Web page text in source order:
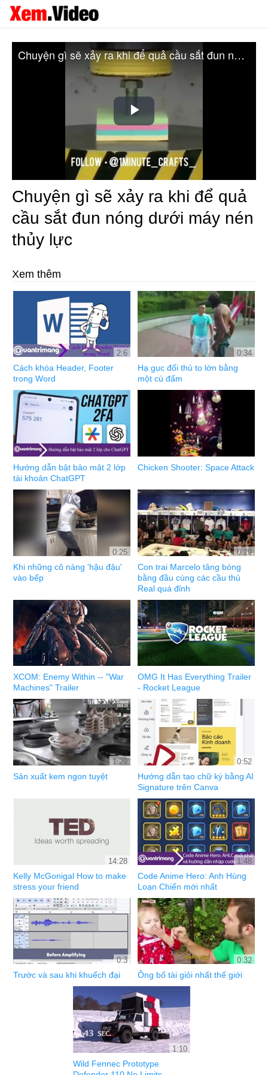
Play
Video
Chuyện gì sẽ xảy ra khi để quả cầu sắt đun nóng dưới máy nén thủy lực
Chuyện gì sẽ xảy ra khi để quả
cầu sắt đun nóng dưới máy nén
thủy lực
Xem thêm
2:6
Cách khóa Header, Footer
trong Word
0:34
Hạ gục đối thủ to lớn bằng
một cú đấm
Hướng dẫn bật bảo mật 2 lớp
tài khoản ChatGPT
Chicken Shooter: Space Attack
0:25
Khi những cô nàng 'hậu đậu'
vào bếp
0:29
Con trai Marcelo tâng bóng
bằng đầu cùng các cầu thủ
Real quá đỉnh
XCOM: Enemy Within -- "War
Machines" Trailer
OMG It Has Everything Trailer
- Rocket League
1:29
Sản xuất kem ngon tuyệt
0:52
Hướng dẫn tạo chữ ký bằng AI
Signature trên Canva
14:28
Kelly McGonigal How to make
stress your friend
1:48
Code Anime Hero: Anh Hùng
Loạn Chiến mới nhất
0:3
Trước và sau khi khuếch đại
0:32
Ông bố tài giỏi nhất thế giới
1:10
Wild Fennec Prototype